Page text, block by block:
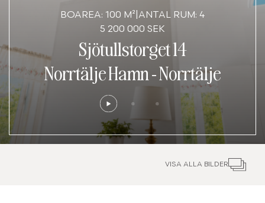
BOAREA: 100 M² ANTAL RUM: 4
5 200 000 SEK
Sjötullstorget 14
Norrtälje Hamn-Norrtälje
VISA ALLA BILDER